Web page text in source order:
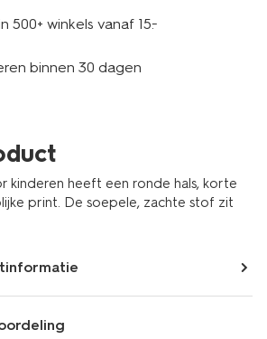
500+ winkels vanaf 15.-
binnen 30 dagen
kinderen heeft een ronde hals, korte
print. De soepele, zachte stof zit